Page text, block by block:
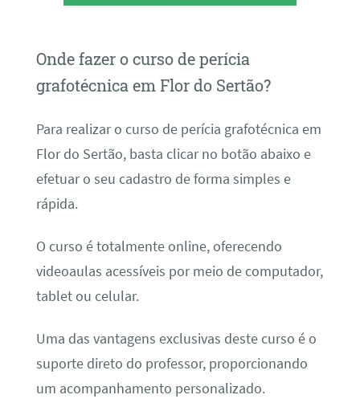
Onde fazer o curso de perícia
grafotécnica em Flor do Sertão?
Para realizar o curso de perícia grafotécnica em
Flor do Sertão, basta clicar no botão abaixo e
efetuar o seu cadastro de forma simples e
rápida.
O curso é totalmente online, oferecendo
videoaulas acessíveis por meio de computador,
tablet ou celular.
Uma das vantagens exclusivas deste curso é o
suporte direto do professor, proporcionando
um acompanhamento personalizado.